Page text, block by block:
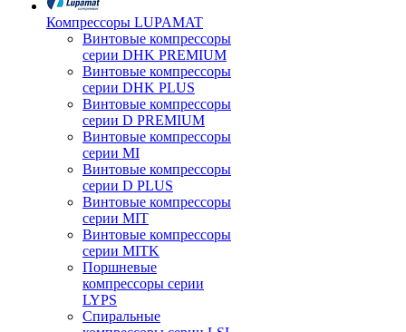
Компрессоры LUPAMAT
Винтовые компрессоры
серии DHK PREMIUM
Винтовые компрессоры
серии DHK PLUS
Винтовые компрессоры
серии D PREMIUM
Винтовые компрессоры
серии MI
Винтовые компрессоры
серии D PLUS
Винтовые компрессоры
серии MIT
Винтовые компрессоры
серии MITK
Поршневые
компрессоры серии
LYPS
Спиральные